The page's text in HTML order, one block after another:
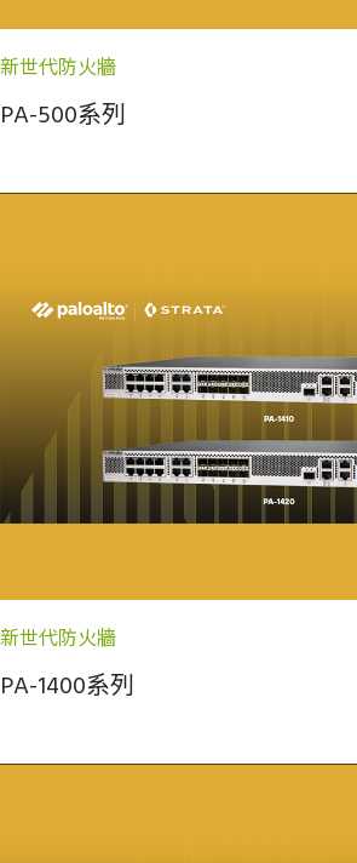
新世代防火牆
PA-500系列
新世代防火牆
PA-1400系列